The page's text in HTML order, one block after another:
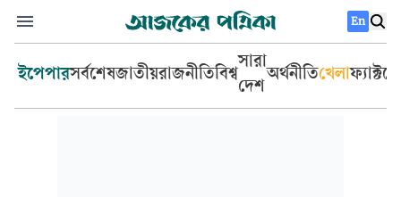
En
ইপেপারসর্বশেষজাতীয়রাজনীতিবিশ্ব
সারা
দেশ
অর্থনীতিখেলা